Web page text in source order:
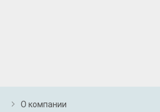
О компании